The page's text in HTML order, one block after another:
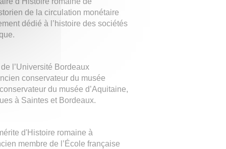
de la circulation monétaire
dédié à l’histoire des sociétés
l’Université Bordeaux
conservateur du musée
du musée d’Aquitaine,
à Saintes et Bordeaux.
d'Histoire romaine à
membre de l’École française